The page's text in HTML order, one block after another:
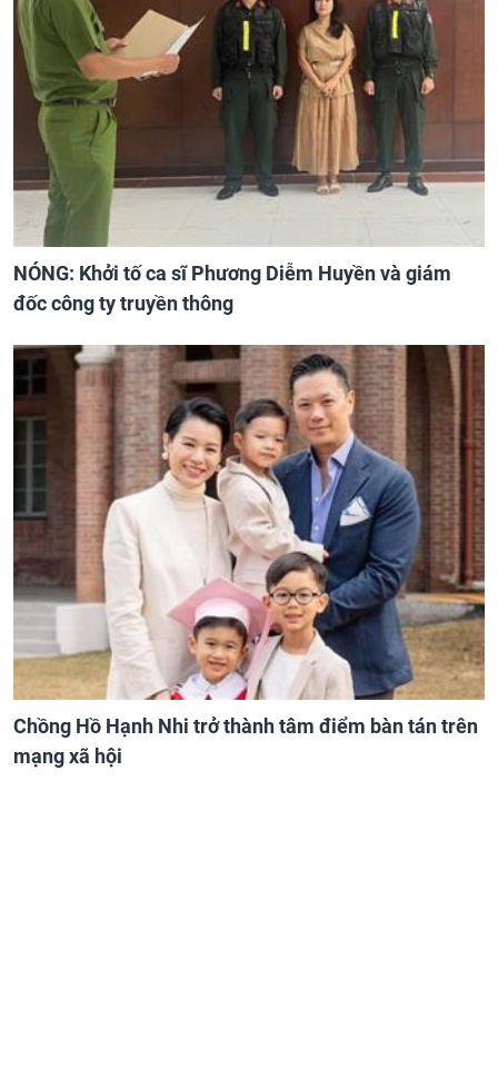
NÓNG: Khởi tố ca sĩ Phương Diễm Huyền và giám
đốc công ty truyền thông
Chồng Hồ Hạnh Nhi trở thành tâm điểm bàn tán trên
mạng xã hội